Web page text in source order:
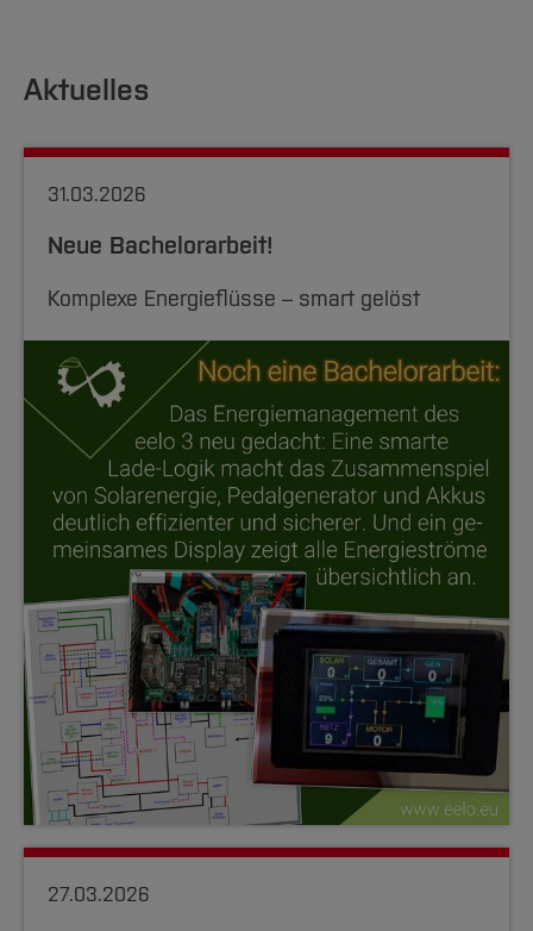
Aktuelles
31.03.2026
Neue Bachelorarbeit!
Komplexe Energieflüsse – smart gelöst
27.03.2026